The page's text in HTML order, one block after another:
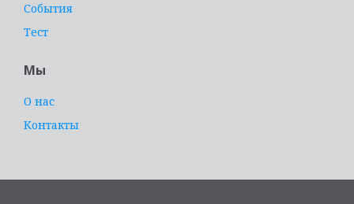
События
Тест
Мы
О нас
Контакты